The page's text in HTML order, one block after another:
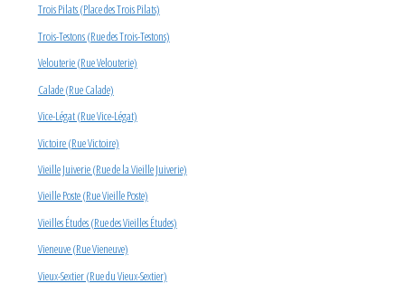
Trois Pilats (Place des Trois Pilats)
Trois-Testons (Rue des Trois-Testons)
Velouterie (Rue Velouterie)
Calade (Rue Calade)
Vice-Légat (Rue Vice-Légat)
Victoire (Rue Victoire)
Vieille Juiverie (Rue de la Vieille Juiverie)
Vieille Poste (Rue Vieille Poste)
Vieilles Études (Rue des Vieilles Études)
Vieneuve (Rue Vieneuve)
Vieux-Sextier (Rue du Vieux-Sextier)